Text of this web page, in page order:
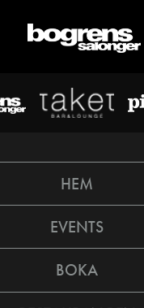
HEM
EVENTS
BOKA